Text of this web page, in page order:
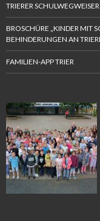
TRIERER SCHULWEGWEISER
BROSCHÜRE „KINDER MIT
BEHINDERUNGEN AN
FAMILIEN-APP TRIER